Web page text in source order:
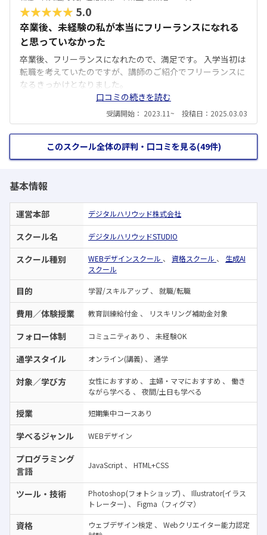
★★★★★ 5.0
卒業後、未経験の私が本当にフリーランスになれる
と思っていなかった
卒業後、フリーランスになれたので、満足です。 入学当初は
転職を考えていたのですが、講師のご紹介でフリーランスに
なるきっかけとなりました。
口コミの続きを読む
受講開始： 2023.11~ 投稿日：2025.03.03
このスクール全体の評判・口コミを見る(49件)
基本情報
運営本部 デジタルハリウッド株式会社
スクール名 デジタルハリウッドSTUDIO
スクール種別 WEBデザインスクール 、 資格スクール 、 生成AI
スクール
目的 学習/スキルアップ 、 就職/転職
費用／体験授業 教育訓練給付金 、 リスキリング補助金対象
フォロー体制 コミュニティあり 、 未経験OK
通学スタイル オンライン(講義) 、 通学
対象／学び方 女性におすすめ 、 主婦・ママにおすすめ 、 働き
ながら学べる 、 夜間/土日も学べる
授業 短期集中コースあり
学べるジャンル WEBデザイン
プログラミング
言語
JavaScript 、 HTML+CSS
ツール・技術 Photoshop(フォトショップ) 、 Illustrator(イラス
トレーター) 、 Figma（フィグマ）
資格 ウェブデザイン検定 、 Webクリエイター能力認定